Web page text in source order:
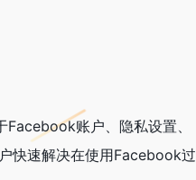
账户、隐私设置、
快速解决在使用Facebook过